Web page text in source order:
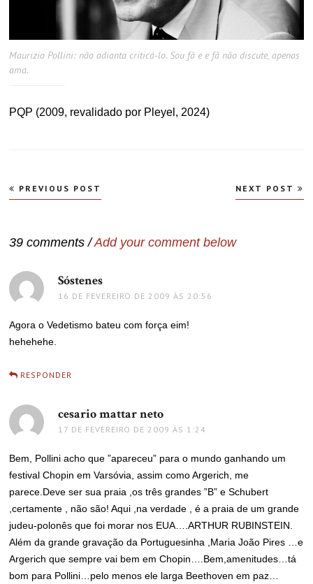
Maurizio Pollini: não adianta criticá-lo. Sou fã e e fã não discute, apenas
ama.
PQP (2009, revalidado por Pleyel, 2024)
Navegação
de
PREVIOUS POST NEXT POST
39 comments /Add your comment below
Sóstenes
16 DE FEVEREIRO DE 2009 ÀS 20:56
Agora o Vedetismo bateu com força eim!
hehehehe.
RESPONDER
cesario mattar neto
17 DE FEVEREIRO DE 2009 ÀS 1:24
Bem, Pollini acho que ”apareceu” para o mundo ganhando um
festival Chopin em Varsóvia, assim como Argerich, me
parece.Deve ser sua praia ,os três grandes ”B” e Schubert
,certamente , não são! Aqui ,na verdade , é a praia de um grande
judeu-polonês que foi morar nos EUA….ARTHUR RUBINSTEIN.
Além da grande gravação da Portuguesinha ,Maria João Pires …e
Argerich que sempre vai bem em Chopin….Bem,amenitudes…tá
bom para Pollini…pelo menos ele larga Beethoven em paz…